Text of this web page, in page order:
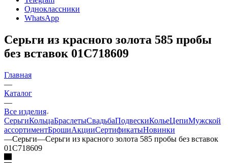
Одноклассники
WhatsApp
Серьги из красного золота 585 пробы
без вставок 01С718609
Главная
—
Каталог
—
Все изделия
СерьгиКольцаБраслетыСвадьбаПодвескиКольеЦепиМужской
ассортиментБрошиАкцииСертификатыНовинки
—Серьги—Серьги из красного золота 585 пробы без вставок
01С718609